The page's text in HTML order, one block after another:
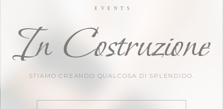
In Costruzione
STIAMO CREANDO QUALCOSA DI SPLENDIDO.